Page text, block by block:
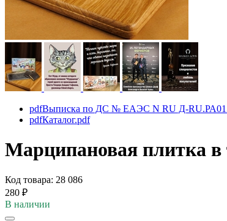
pdfВыписка по ДС № ЕАЭС N RU Д-
pdfКаталог.pdf
Марципановая плитка
Код товара: 28 086
280 ₽
В наличии